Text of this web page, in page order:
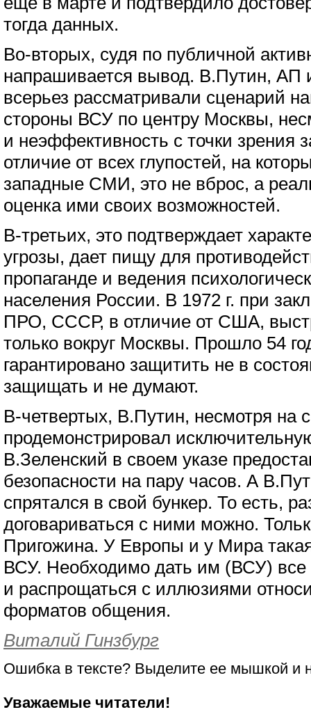
тогда данных.
Во-вторых, судя по публичной
напрашивается вывод. В.Путин, АП
всерьез рассматривали сценарий
стороны ВСУ по центру Москвы,
и неэффективность с точки зрения
отличие от всех глупостей, на
западные СМИ, это не вброс, а
оценка ими своих возможностей.
В-третьих, это подтверждает
угрозы, дает пищу для
пропаганде и ведения
населения России. В 1972 г. при
ПРО, СССР, в отличие от США,
только вокруг Москвы. Прошло 54
гарантировано защитить не в
защищать и не думают.
В-четвертых, В.Путин, несмотря на
продемонстрировал
В.Зеленский в своем указе
безопасности на пару часов. А
спрятался в свой бункер. То есть,
договариваться с ними можно.
Пригожина. У Европы и у Мира
ВСУ. Необходимо дать им (ВСУ) все
и распрощаться с иллюзиями
форматов общения.
Виталий Гинзбург
Ошибка в тексте? Выделите ее мышкой и
Уважаемые читатели!